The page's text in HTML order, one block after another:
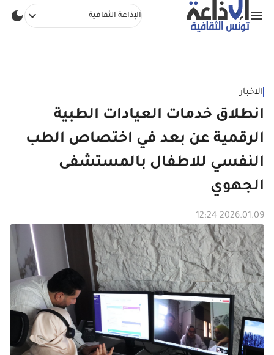
الإذاعة الثقافية
الاخبار
انطلاق خدمات العيادات الطبية
الرقمية عن بعد في اختصاص الطب
النفسي للاطفال بالمستشفى
الجهوي
2026.01.09 12:24